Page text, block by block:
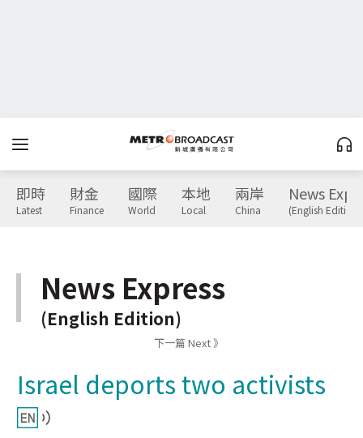
即時
Latest
財金
Finance
國際
World
本地
Local
兩岸
China
News
(English Edition)
News Express
(English Edition)
下一篇 Next 》
Israel deports two activists